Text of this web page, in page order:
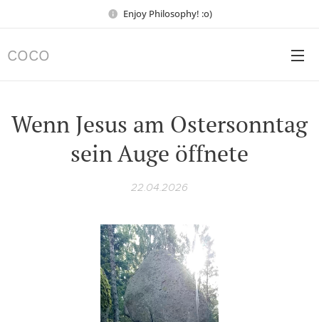
Enjoy Philosophy! :o)
COCO
Wenn Jesus am Ostersonntag
sein Auge öffnete
22.04.2026